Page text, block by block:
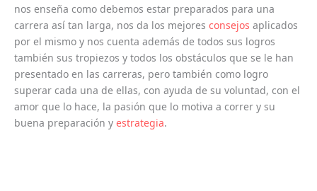
nos enseña como debemos estar preparados para una
carrera así tan larga, nos da los mejores consejos aplicados
por el mismo y nos cuenta además de todos sus logros
también sus tropiezos y todos los obstáculos que se le han
presentado en las carreras, pero también como logro
superar cada una de ellas, con ayuda de su voluntad, con el
amor que lo hace, la pasión que lo motiva a correr y su
buena preparación y estrategia.